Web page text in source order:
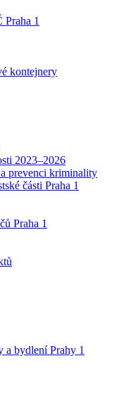
1
kontejnery
2023–2026
prevenci kriminality
části Praha 1
Praha 1
a bydlení Prahy 1